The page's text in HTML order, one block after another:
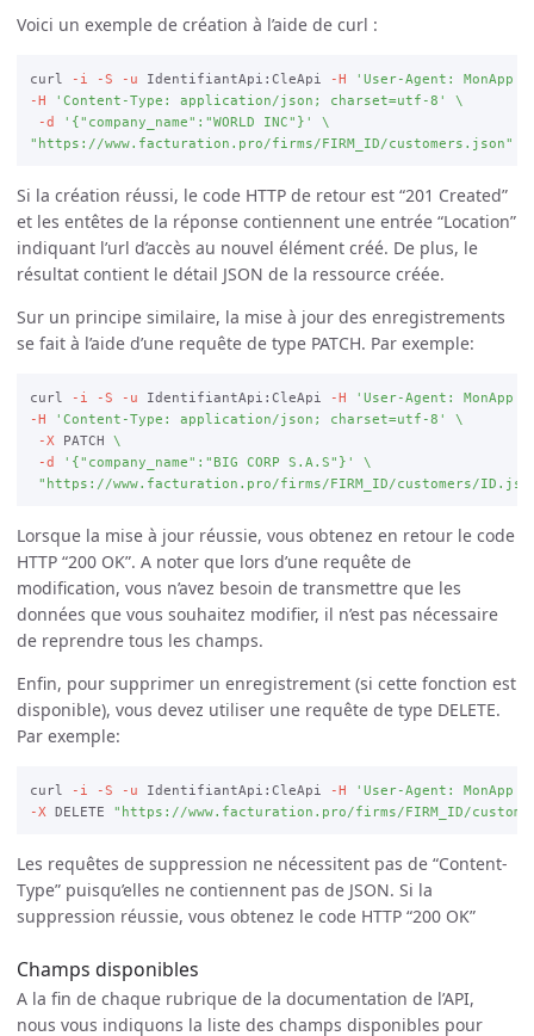
Voici un exemple de création à l’aide de curl :
curl -i -S -u IdentifiantApi:CleApi -H
'User-Agent: MonApp
-H
'Content-Type: application/json; charset=utf-8'
\
-d
'{"company_name":"WORLD INC"}'
\
"https://www.facturation.pro/firms/FIRM_ID/customers.json"
Si la création réussi, le code HTTP de retour est “201 Created”
et les entêtes de la réponse contiennent une entrée “Location”
indiquant l’url d’accès au nouvel élément créé. De plus, le
résultat contient le détail JSON de la ressource créée.
Sur un principe similaire, la mise à jour des enregistrements
se fait à l’aide d’une requête de type PATCH. Par exemple:
curl -i -S -u IdentifiantApi:CleApi -H
'User-Agent: MonApp
-H
'Content-Type: application/json; charset=utf-8'
\
-X PATCH \
-d
'{"company_name":"BIG CORP S.A.S"}'
\
"https://www.facturation.pro/firms/FIRM_ID/customers/
Lorsque la mise à jour réussie, vous obtenez en retour le code
HTTP “200 OK”. A noter que lors d’une requête de
modification, vous n’avez besoin de transmettre que les
données que vous souhaitez modifier, il n’est pas nécessaire
de reprendre tous les champs.
Enfin, pour supprimer un enregistrement (si cette fonction est
disponible), vous devez utiliser une requête de type DELETE.
Par exemple:
curl -i -S -u IdentifiantApi:CleApi -H
'User-Agent: MonApp
-X DELETE "https://www.facturation.pro/firms/FIRM_ID/
Les requêtes de suppression ne nécessitent pas de “Content-
Type” puisqu’elles ne contiennent pas de JSON. Si la
suppression réussie, vous obtenez le code HTTP “200 OK”
Champs disponibles
A la fin de chaque rubrique de la documentation de l’API,
nous vous indiquons la liste des champs disponibles pour